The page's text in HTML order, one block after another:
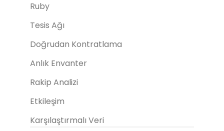
Ruby
Tesis Ağı
Doğrudan Kontratlama
Anlık Envanter
Rakip Analizi
Etkileşim
Karşılaştırmalı Veri